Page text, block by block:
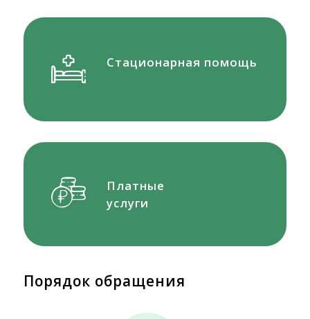
Стационарная помощь
Платные
услуги
Порядок обращения